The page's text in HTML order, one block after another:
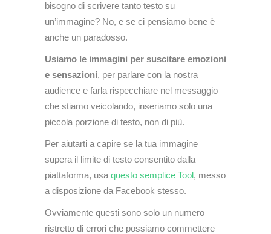
bisogno di scrivere tanto testo su
un’immagine? No, e se ci pensiamo bene è
anche un paradosso.
Usiamo le immagini per suscitare emozioni
e sensazioni, per parlare con la nostra
audience e farla rispecchiare nel messaggio
che stiamo veicolando, inseriamo solo una
piccola porzione di testo, non di più.
Per aiutarti a capire se la tua immagine
supera il limite di testo consentito dalla
piattaforma, usa questo semplice Tool, messo
a disposizione da Facebook stesso.
Ovviamente questi sono solo un numero
ristretto di errori che possiamo commettere